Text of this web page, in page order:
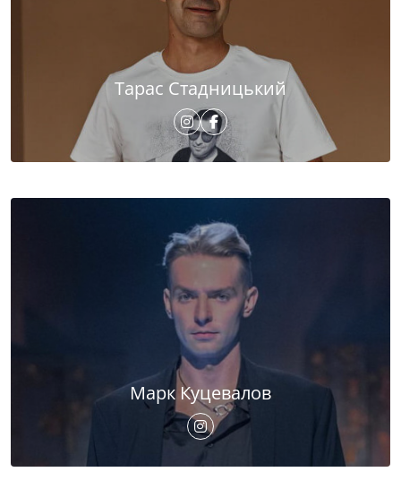
Тарас Стадницький
Марк Куцевалов